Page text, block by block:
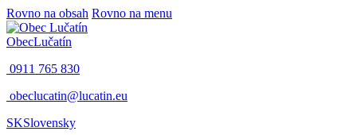
Rovno na obsah Rovno na menu
ObecLučatín
0911 765 830
obeclucatin@lucatin.eu
SKSlovensky